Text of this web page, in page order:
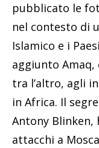
pubblicato le
nel contesto di
Islamico e i
aggiunto
tra l’altro, agli
in Africa. Il
Antony
attacchi a